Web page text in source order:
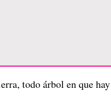
todo árbol en que